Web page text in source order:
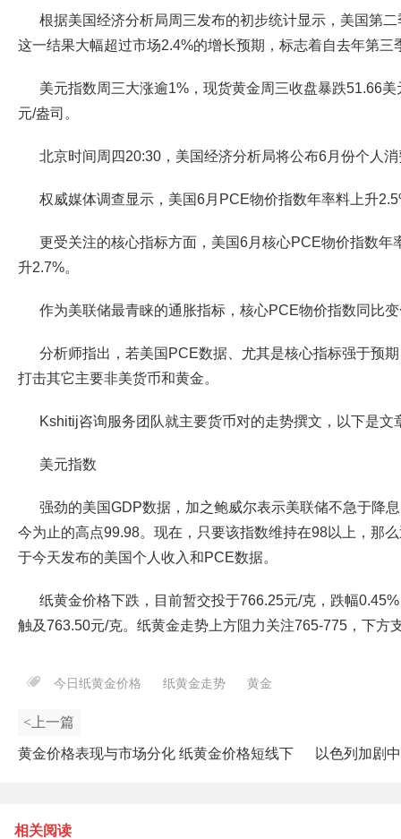
根据美国经济分析局周三发布的初步统计显示，美国第
这一结果大幅超过市场2.4%的增长预期，标志着自去年第三
美元指数周三大涨逾1%，现货黄金周三收盘暴跌51.66
元/盎司。
北京时间周四20:30，美国经济分析局将公布6月份个人
权威媒体调查显示，美国6月PCE物价指数年率料上升
更受关注的核心指标方面，美国6月核心PCE物价指数年
升2.7%。
作为美联储最青睐的通胀指标，核心PCE物价指数同比
分析师指出，若美国PCE数据、尤其是核心指标强于预
打击其它主要非美货币和黄金。
Kshitij咨询服务团队就主要货币对的走势撰文，以下是文
美元指数
强劲的美国GDP数据，加之鲍威尔表示美联储不急于降
今为止的高点99.98。现在，只要该指数维持在98以上，那
于今天发布的美国个人收入和PCE数据。
纸黄金价格下跌，目前暂交投于766.25元/克，跌幅
触及763.50元/克。纸黄金走势上方阻力关注765-775，下方
今日纸黄金价格 纸黄金走势 黄金
<上一篇
黄金价格表现与市场分化 纸黄金价格短线下 以色列加剧
相关阅读